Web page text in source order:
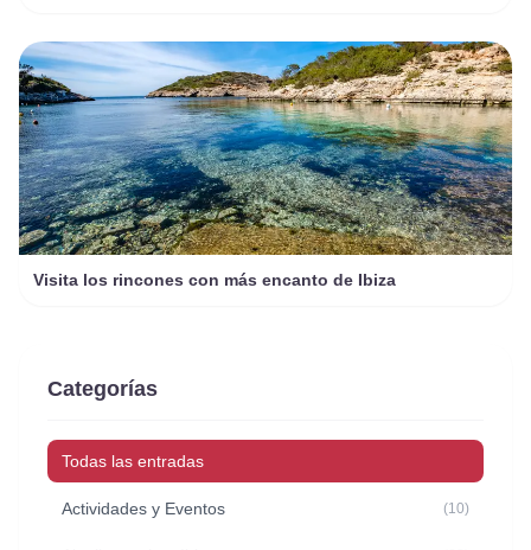
Visita los rincones con más encanto de Ibiza
Categorías
Todas las entradas
Actividades y Eventos (10)